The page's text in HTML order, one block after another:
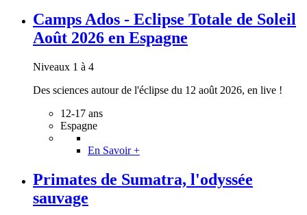
Camps Ados - Eclipse Totale de Soleil
Août 2026 en Espagne
Niveaux 1 à 4
Des sciences autour de l'éclipse du 12 août 2026, en live !
12-17 ans
Espagne
En Savoir +
Primates de Sumatra, l'odyssée
sauvage